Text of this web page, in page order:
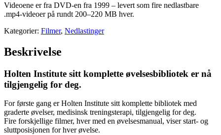
Videoene er fra DVD-en fra 1999 – levert som fire nedlastbare
.mp4-videoer på rundt 200–220 MB hver.
Kategorier: Filmer, Nedlastinger
Beskrivelse
Holten Institute sitt komplette øvelsesbibliotek er nå
tilgjengelig for deg.
For første gang er Holten Institute sitt komplette bibliotek med
graderte øvelser, medisinsk treningsterapi, tilgjengelig for deg.
Fire forskjellige filmer, hver med en øvelsesmanual, viser start- og
sluttposisjonen for hver øvelse.